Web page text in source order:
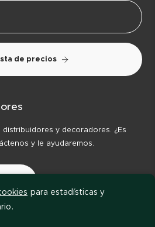
de precios
y decoradores. ¿Es
y le ayudaremos.
para estadísticas y